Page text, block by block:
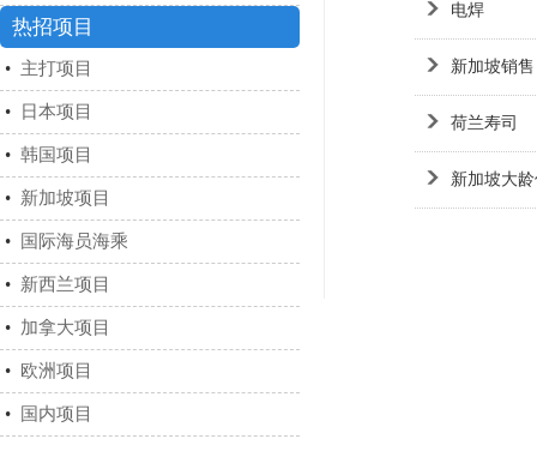
热招项目
• 主打项目
• 日本项目
• 韩国项目
• 新加坡项目
• 国际海员海乘
• 新西兰项目
• 加拿大项目
• 欧洲项目
• 国内项目
电焊
新加坡销售
荷兰寿司
新加坡大